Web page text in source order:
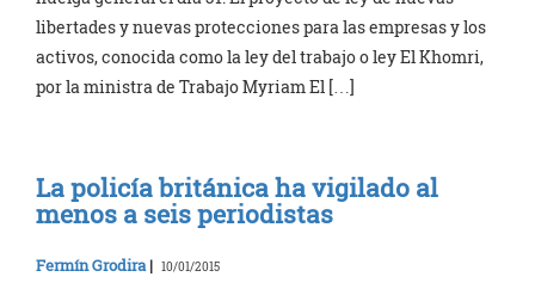
libertades y nuevas protecciones para las empresas y los
activos, conocida como la ley del trabajo o ley El Khomri,
por la ministra de Trabajo Myriam El […]
La policía británica ha vigilado al
menos a seis periodistas
Fermín Grodira | 10/01/2015